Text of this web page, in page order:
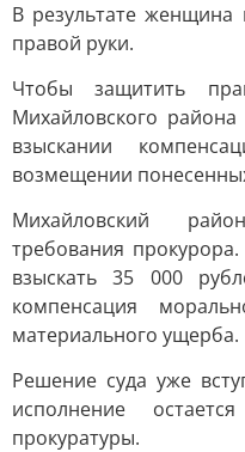
В результате
правой руки.
Чтобы защитить
Михайловского
взыскании
возмещении
Михайловский
требования
взыскать 35 000
компенсация
материального ущерба.
Решение суда уже
исполнение
прокуратуры.